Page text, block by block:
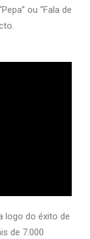
ou “Fala de
logo do éxito de
de 7.000